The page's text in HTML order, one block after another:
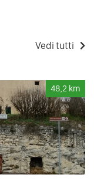
Vedi tutti
48,2 km